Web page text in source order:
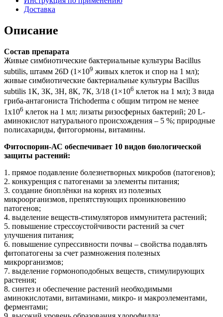
Доставка
Описание
Состав препарата
Живые симбиотические бактериальные культуры Bacillus
subtilis, штамм 26D (1×109 живых клеток и спор на 1 мл);
живые симбиотические бактериальные культуры Bacillus
subtilis 1К, 3К, 3Н, 8К, 7К, 3/18 (1×106 клеток на 1 мл); 3 вида
гриба-антагониста Trichoderma c общим титром не менее
1х106 клеток на 1 мл; лизаты ризосферных бактерий; 20 L-
аминокислот натурального происхождения – 5 %; природные
полисахариды, фитогормоны, витамины.
Фитоспорин-АС обеспечивает 10 видов биологической
защиты растений:
1. прямое подавление болезнетворных микробов (патогенов);
2. конкуренция с патогенами за элементы питания;
3. создание биоплёнки на корнях из полезных
микроорганизмов, препятствующих проникновению
патогенов;
4. выделение веществ-стимуляторов иммунитета растений;
5. повышение стрессоустойчивости растений за счет
улучшения питания;
6. повышение супрессивности почвы – свойства подавлять
фитопатогены за счет размножения полезных
микрорганизмов;
7. выделение гормоноподобных веществ, стимулирующих
растения;
8. синтез и обеспечение растений необходимыми
аминокислотами, витаминами, микро- и макроэлементами,
ферментами;